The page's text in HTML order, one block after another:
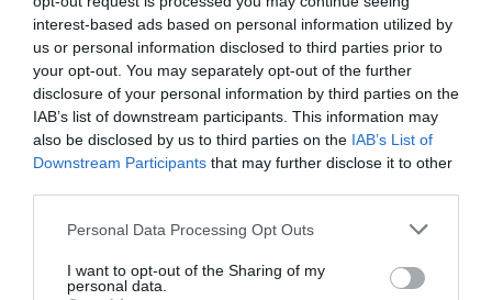
interest-based ads based on personal information utilized by
us or personal information disclosed to third parties prior to
your opt-out. You may separately opt-out of the further
disclosure of your personal information by third parties on the
IAB’s list of downstream participants. This information may
also be disclosed by us to third parties on the IAB’s List of
Downstream Participants that may further disclose it to other
Personal Data Processing Opt Outs
I want to opt-out of the Sharing of my
personal data.